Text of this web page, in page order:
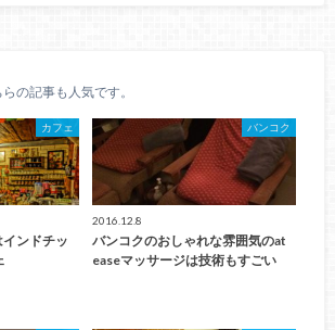
らの記事も人気です。
カフェ
ンドチッ
バンコク
2016.12.8
バンコクのおしゃれな雰囲気のat
easeマッサージは技術もすごい